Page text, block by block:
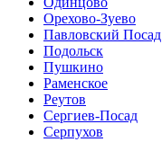
Орехово-Зуево
Павловский Посад
Подольск
Пушкино
Раменское
Реутов
Сергиев-Посад
Серпухов